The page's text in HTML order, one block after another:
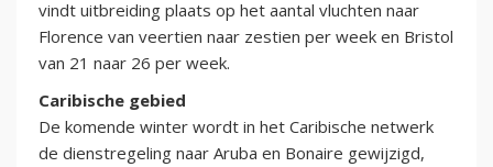
vindt uitbreiding plaats op het aantal vluchten naar
Florence van veertien naar zestien per week en Bristol
van 21 naar 26 per week.
Caribische gebied
De komende winter wordt in het Caribische netwerk
de dienstregeling naar Aruba en Bonaire gewijzigd,